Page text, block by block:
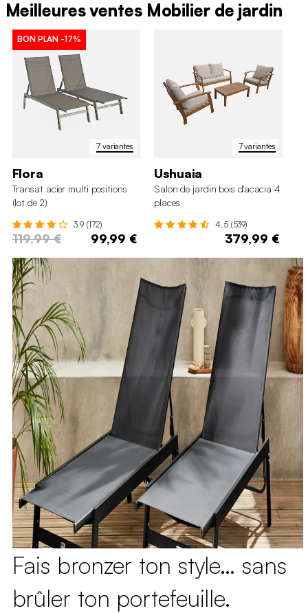
Meilleures ventes Mobilier de jardin
7 variantes
BON PLAN -17%
Flora
Transat acier multi positions
(lot de 2)
3.9 (172)
119,99 € 99,99 €
7 variantes
Ushuaia
Salon de jardin bois d'acacia 4
places
4.5 (539)
379,99 €
Fais bronzer ton style… sans
brûler ton portefeuille.